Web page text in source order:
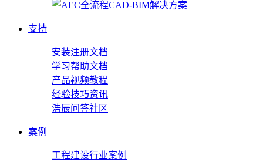
支持
安装注册文档
学习帮助文档
产品视频教程
经验技巧资讯
浩辰问答社区
案例
工程建设行业案例